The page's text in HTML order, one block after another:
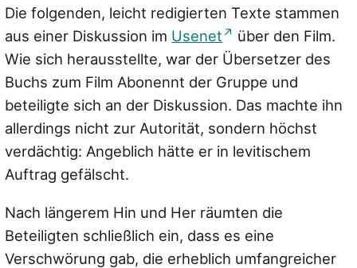
Die folgenden, leicht redigierten Texte stammen
aus einer Diskussion im Usenet
über den Film.
Wie sich herausstellte, war der Übersetzer des
Buchs zum Film Abonennt der Gruppe und
beteiligte sich an der Diskussion. Das machte ihn
allerdings nicht zur Autorität, sondern höchst
verdächtig: Angeblich hätte er in levitischem
Auftrag gefälscht.
Nach längerem Hin und Her räumten die
Beteiligten schließlich ein, dass es eine
Verschwörung gab, die erheblich umfangreicher